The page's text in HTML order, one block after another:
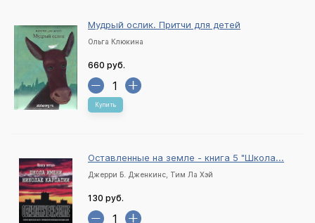
Мудрый ослик. Притчи для детей
Ольга Клюкина
660 руб.
Купить
Оставленные на земле - книга 5 "Школа...
Джерри Б. Дженкинс, Тим Ла Хэй
130 руб.